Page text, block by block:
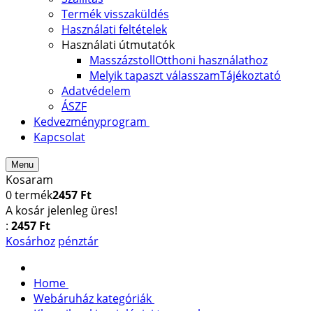
Termék visszaküldés
Használati feltételek
Használati útmutatók
MasszázstollOtthoni használathoz
Melyik tapaszt válasszamTájékoztató
Adatvédelem
ÁSZF
Kedvezményprogram
Kapcsolat
Menu
Kosaram
0termék2457 Ft
A kosár jelenleg üres!
: 2457 Ft
Kosárhoz pénztár
Home
Webáruház kategóriák